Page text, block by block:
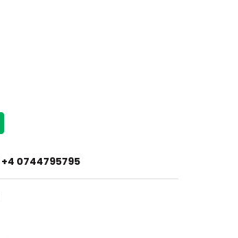
+4 0744795795